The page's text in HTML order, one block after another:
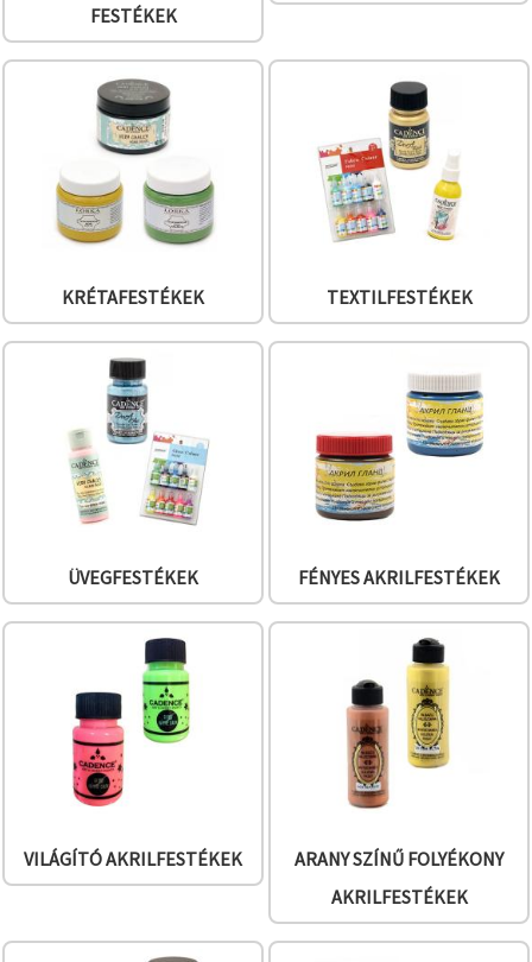
kattintva.
Beállítások
FESTÉKEK
KRÉTAFESTÉKEK TEXTILFESTÉKEK
ÜVEGFESTÉKEK FÉNYES AKRILFESTÉKEK
VILÁGÍTÓ AKRILFESTÉKEK
ARANY SZÍNŰ FOLYÉKONY
AKRILFESTÉKEK